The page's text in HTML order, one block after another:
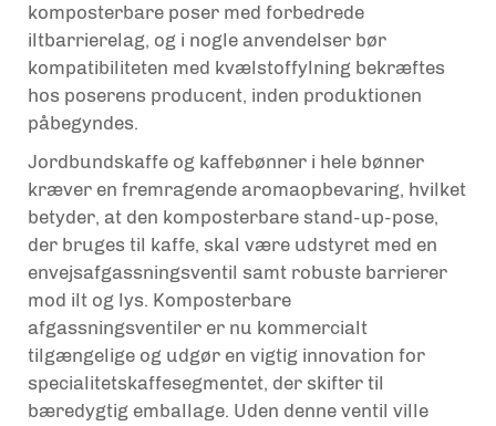
komposterbare poser med forbedrede
iltbarrierelag, og i nogle anvendelser bør
kompatibiliteten med kvælstoffylning bekræftes
hos poserens producent, inden produktionen
påbegyndes.
Jordbundskaffe og kaffebønner i hele bønner
kræver en fremragende aromaopbevaring, hvilket
betyder, at den komposterbare stand-up-pose,
der bruges til kaffe, skal være udstyret med en
envejsafgassningsventil samt robuste barrierer
mod ilt og lys. Komposterbare
afgassningsventiler er nu kommercialt
tilgængelige og udgør en vigtig innovation for
specialitetskaffesegmentet, der skifter til
bæredygtig emballage. Uden denne ventil ville